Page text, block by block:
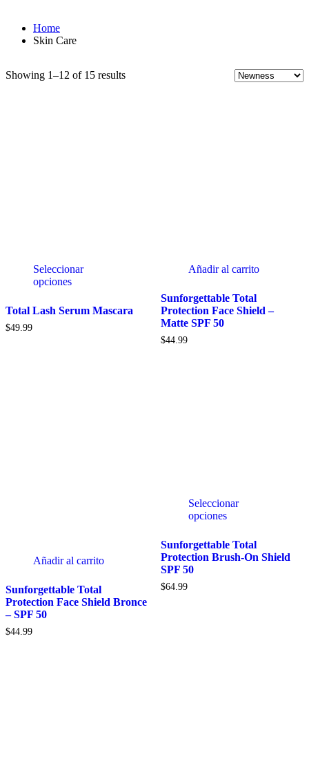
Home
Skin Care
Showing 1–12 of 15 results
Seleccionar
opciones
Total Lash Serum Mascara
$49.99
Añadir al carrito
Sunforgettable Total
Protection Face Shield –
Matte SPF 50
$44.99
Añadir al carrito
Sunforgettable Total
Protection Face Shield Bronce
– SPF 50
$44.99
Seleccionar
opciones
Sunforgettable Total
Protection Brush-On Shield
SPF 50
$64.99